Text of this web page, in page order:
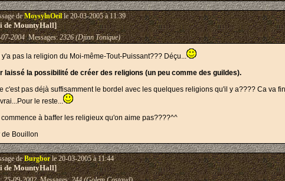
deMoysylnOeille 20-03-2005 à 11:39
MountyHall]
2004Messages:2326 (Djinn Tonique)
pas la religion du Moi-même-Tout-Puissant??? Déçu...
laissé la possibilité de créer des religions (un peu comme des guildes).
c'est pas déjà suffisamment le bordel avec les quelques religions qu'il y a???? Ca va
le reste...
commence à baffer les religieux qu'on aime pas????^^
de Bouillon
deBurgborle 20-03-2005 à 11:44
MountyHall]